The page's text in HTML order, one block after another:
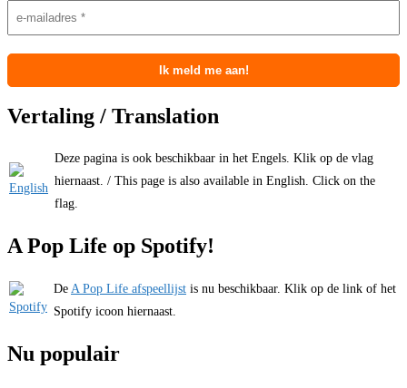
Vertaling / Translation
Deze pagina is ook beschikbaar in het Engels. Klik op de vlag
hiernaast. / This page is also available in English. Click on the
flag.
A Pop Life op Spotify!
De A Pop Life afspeellijst is nu beschikbaar. Klik op de link of het
Spotify icoon hiernaast.
Nu populair